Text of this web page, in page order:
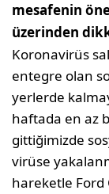
mesafenin
üzerinden
Koronavirüs
entegre olan
yerlerde
haftada en az
gittiğimizde
virüse
hareketle